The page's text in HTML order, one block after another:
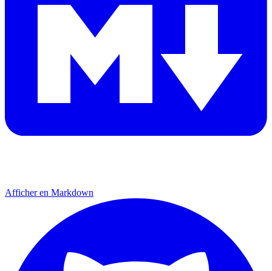
Afficher en Markdown